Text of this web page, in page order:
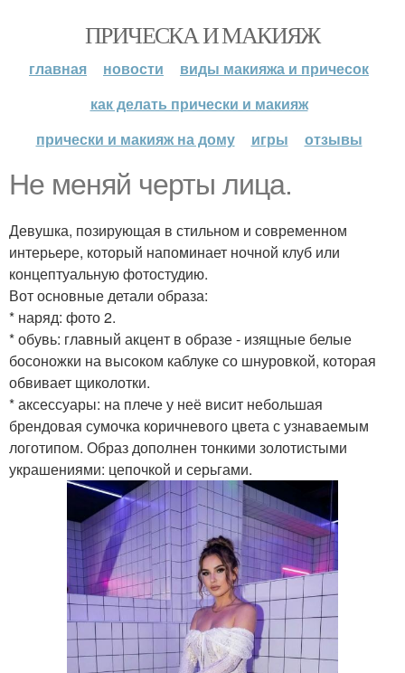
ПРИЧЕСКА И МАКИЯЖ
главная новости
виды макияжа и причесок
как делать прически и макияж
прически и макияж на дому
игры отзывы
Не меняй черты лица.
Девушка, позирующая в стильном и современном
интерьере, который напоминает ночной клуб или
концептуальную фотостудию.
Вот основные детали образа:
* наряд: фото 2.
* обувь: главный акцент в образе - изящные белые
босоножки на высоком каблуке со шнуровкой, которая
обвивает щиколотки.
* аксессуары: на плече у неё висит небольшая
брендовая сумочка коричневого цвета с узнаваемым
логотипом. Образ дополнен тонкими золотистыми
украшениями: цепочкой и серьгами.